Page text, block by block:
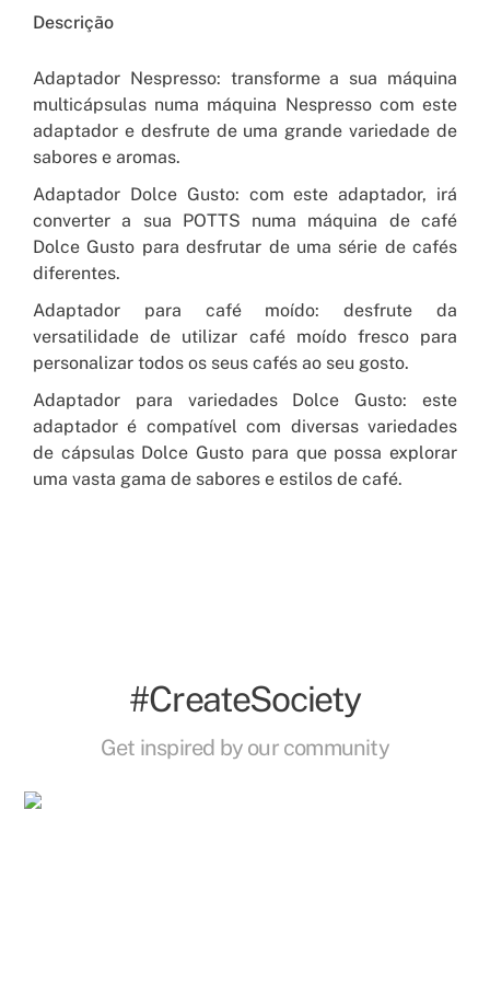
Descrição
Adaptador Nespresso: transforme a sua máquina
multicápsulas numa máquina Nespresso com este
adaptador e desfrute de uma grande variedade de
sabores e aromas.
Adaptador Dolce Gusto: com este adaptador, irá
converter a sua POTTS numa máquina de café
Dolce Gusto para desfrutar de uma série de cafés
diferentes.
Adaptador para café moído: desfrute da
versatilidade de utilizar café moído fresco para
personalizar todos os seus cafés ao seu gosto.
Adaptador para variedades Dolce Gusto: este
adaptador é compatível com diversas variedades
de cápsulas Dolce Gusto para que possa explorar
uma vasta gama de sabores e estilos de café.
#CreateSociety
Get inspired by our community